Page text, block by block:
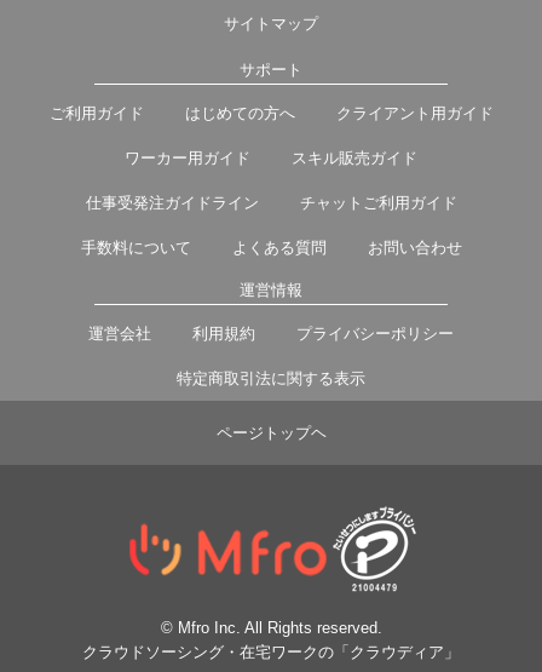
サイトマップ
サポート
ご利用ガイド はじめての方へ クライアント用ガイド
ワーカー用ガイド スキル販売ガイド
仕事受発注ガイドライン チャットご利用ガイド
手数料について よくある質問 お問い合わせ
運営情報
運営会社 利用規約 プライバシーポリシー
特定商取引法に関する表示
ページトップヘ
© Mfro Inc. All Rights reserved.
クラウドソーシング・在宅ワークの「クラウディア」